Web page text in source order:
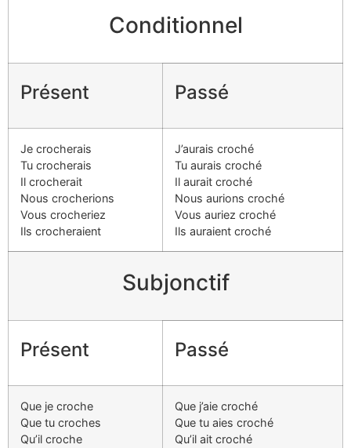
Conditionnel
Présent Passé
Je crocherais
Tu crocherais
Il crocherait
Nous crocherions
Vous crocheriez
Ils crocheraient
J’aurais croché
Tu aurais croché
Il aurait croché
Nous aurions croché
Vous auriez croché
Ils auraient croché
Subjonctif
Présent Passé
Que je croche
Que tu croches
Qu’il croche
Que j’aie croché
Que tu aies croché
Qu’il ait croché